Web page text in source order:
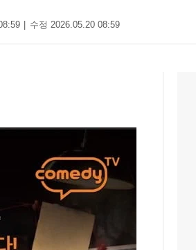
수정 2026.05.20 08:59